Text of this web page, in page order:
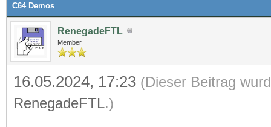
C64 Demos
RenegadeFTL
Member
16.05.2024, 17:23 (Dieser Beitrag
RenegadeFTL.)